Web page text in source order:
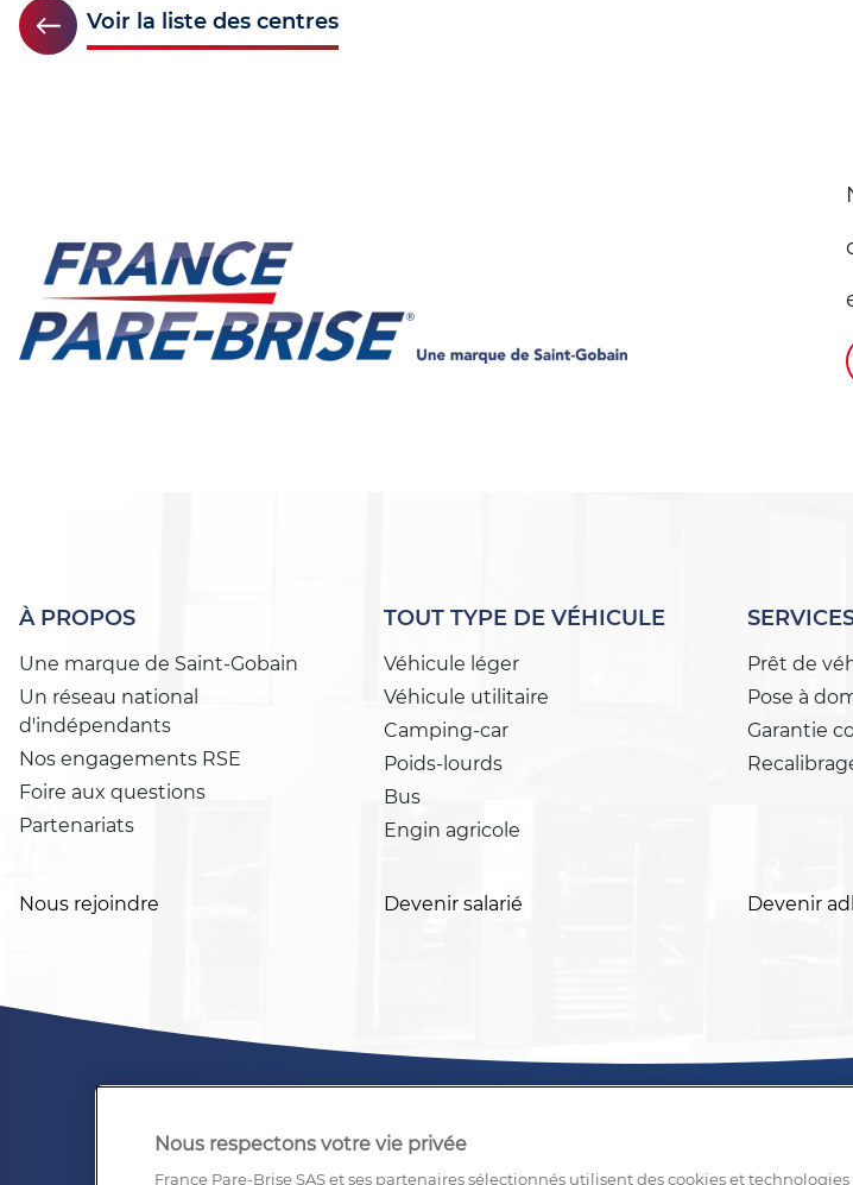
Voir la liste des centres
À PROPOS
Une marque de Saint-Gobain
Un réseau national
d'indépendants
Nos engagements RSE
Foire aux questions
Partenariats
TOUT TYPE DE VÉHICULE
Véhicule léger
Véhicule utilitaire
Camping-car
Poids-lourds
Bus
Engin agricole
Prêt de
Pose à
Garantie
Nous rejoindre Devenir salarié Devenir
Nous respectons votre vie privée
France Pare-Brise SAS et ses partenaires sélectionnés utilisent des cookies et technologies